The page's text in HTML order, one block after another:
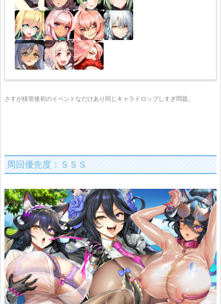
さすが移管後初のイベントなだけあり同じキャラドロップしすぎ問題。
周回優先度：ＳＳＳ